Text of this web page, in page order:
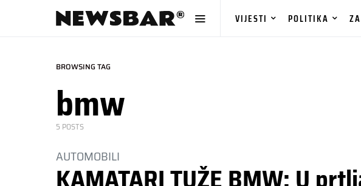
VIJESTI POLITIKA
BROWSING TAG
bmw
5 POSTS
AUTOMOBILI